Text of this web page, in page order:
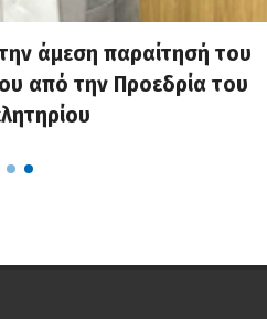
άμεση παραίτησή του
από την Προεδρία του